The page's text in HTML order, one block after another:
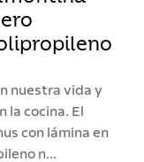
nuestra vida y
la cocina. El
con lámina en
n...